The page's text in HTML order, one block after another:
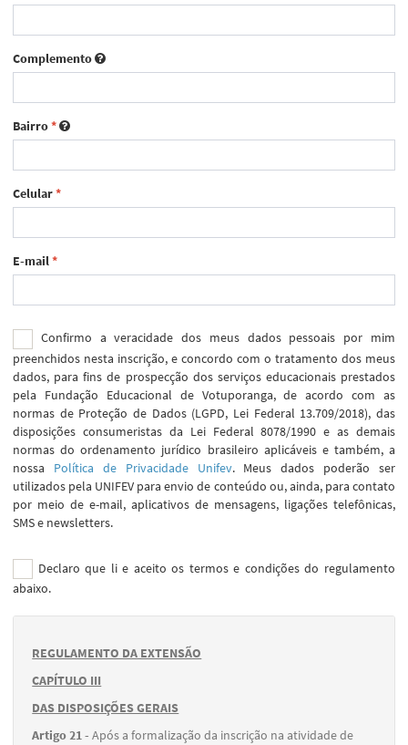
Complemento
Bairro*
Celular*
E-mail*
Confirmo a veracidade dos meus dados pessoais por mim
preenchidos nesta inscrição, e concordo com o tratamento dos meus
dados, para fins de prospecção dos serviços educacionais prestados
pela Fundação Educacional de Votuporanga, de acordo com as
normas de Proteção de Dados (LGPD, Lei Federal 13.709/2018), das
disposições consumeristas da Lei Federal 8078/1990 e as demais
normas do ordenamento jurídico brasileiro aplicáveis e também, a
nossa Política de Privacidade Unifev. Meus dados poderão ser
utilizados pela UNIFEV para envio de conteúdo ou, ainda, para contato
por meio de e-mail, aplicativos de mensagens, ligações telefônicas,
SMS e newsletters.
Declaro que li e aceito os termos e condições do regulamento
abaixo.
REGULAMENTO DA EXTENSÃO
CAPÍTULO III
DAS DISPOSIÇÕES GERAIS
Artigo 21 -Após a formalização da inscrição na atividade de